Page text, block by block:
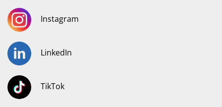
Instagram
LinkedIn
TikTok